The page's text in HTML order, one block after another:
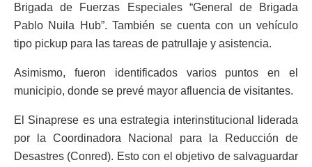
Brigada de Fuerzas Especiales “General de Brigada
Pablo Nuila Hub”. También se cuenta con un vehículo
tipo pickup para las tareas de patrullaje y asistencia.
Asimismo, fueron identificados varios puntos en el
municipio, donde se prevé mayor afluencia de visitantes.
El Sinaprese es una estrategia interinstitucional liderada
por la Coordinadora Nacional para la Reducción de
Desastres (Conred). Esto con el objetivo de salvaguardar